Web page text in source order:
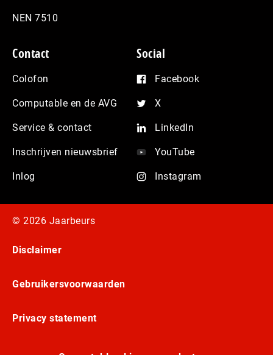
NEN 7510
Contact
Colofon
Computable en de AVG
Service & contact
Inschrijven nieuwsbrief
Inlog
Social
Facebook
X
LinkedIn
YouTube
Instagram
© 2026 Jaarbeurs
Disclaimer
Gebruikersvoorwaarden
Privacy statement